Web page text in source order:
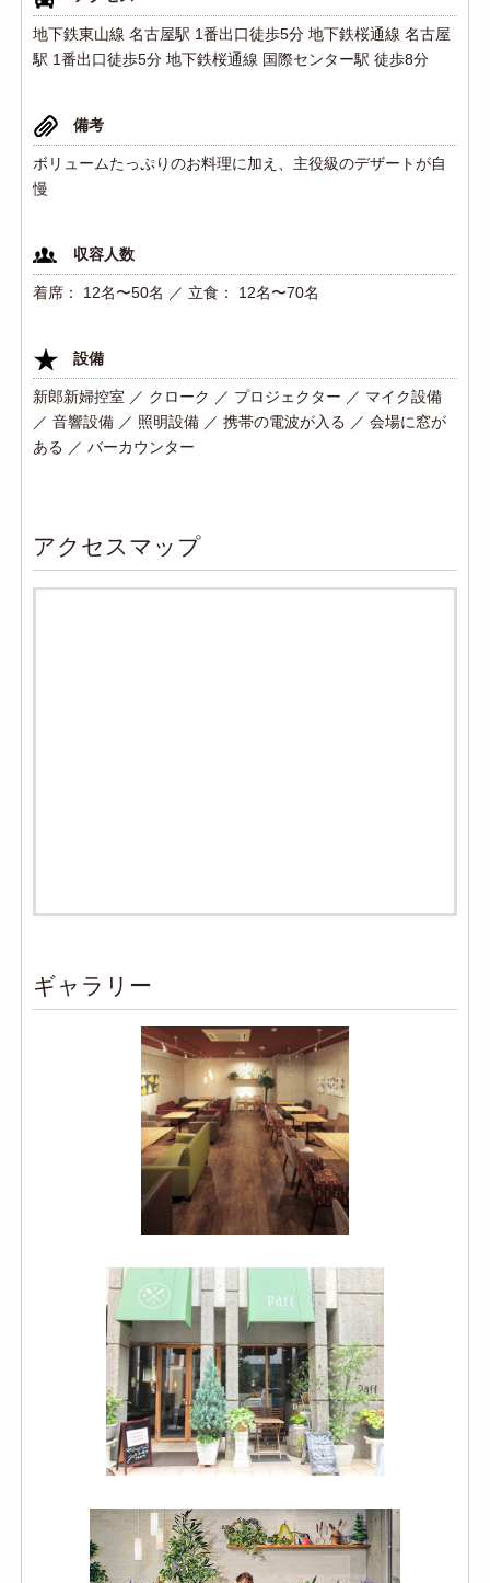
地下鉄東山線 名古屋駅 1番出口徒歩5分 地下鉄桜通線 名古屋
駅 1番出口徒歩5分 地下鉄桜通線 国際センター駅 徒歩8分
備考
ボリュームたっぷりのお料理に加え、主役級のデザートが自
慢
収容人数
着席： 12名〜50名 ／ 立食： 12名〜70名
設備
新郎新婦控室 ／ クローク ／ プロジェクター ／ マイク設備
／ 音響設備 ／ 照明設備 ／ 携帯の電波が入る ／ 会場に窓が
ある ／ バーカウンター
アクセスマップ
ギャラリー